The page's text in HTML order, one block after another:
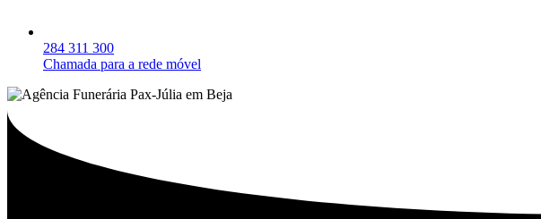
284 311 300
Chamada para a rede móvel